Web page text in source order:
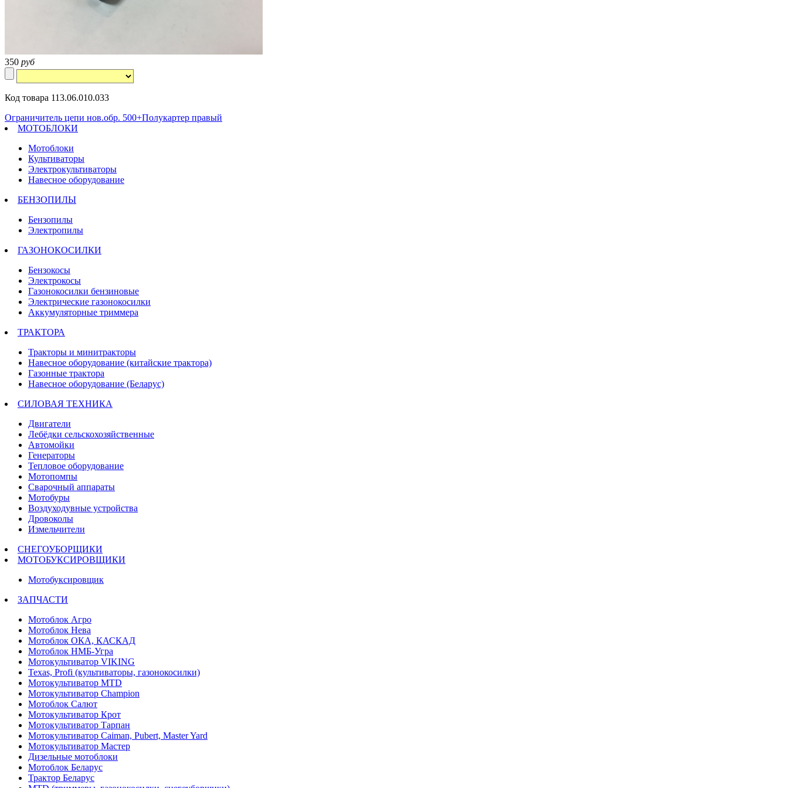
350 руб
Код товара 113.06.010.033
Ограничитель цепи нов.обр. 500+Полукартер правый
МОТОБЛОКИ
Мотоблоки
Культиваторы
Электрокультиваторы
Навесное оборудование
БЕНЗОПИЛЫ
Бензопилы
Электропилы
ГАЗОНОКОСИЛКИ
Бензокосы
Электрокосы
Газонокосилки бензиновые
Электрические газонокосилки
Аккумуляторные триммера
ТРАКТОРА
Тракторы и минитракторы
Навесное оборудование (китайские трактора)
Газонные трактора
Навесное оборудование (Беларус)
СИЛОВАЯ ТЕХНИКА
Двигатели
Лебёдки сельскохозяйственные
Автомойки
Генераторы
Тепловое оборудование
Мотопомпы
Сварочный аппараты
Мотобуры
Воздуходувные устройства
Дровоколы
Измельчители
СНЕГОУБОРЩИКИ
МОТОБУКСИРОВЩИКИ
Мотобуксировщик
ЗАПЧАСТИ
Мотоблок Агро
Мотоблок Нева
Мотоблок ОКА, КАСКАД
Мотоблок НМБ-Угра
Мотокультиватор VIKING
Texas, Profi (культиваторы, газонокосилки)
Мотокультиватор MTD
Мотокультиватор Champion
Мотоблок Салют
Мотокультиватор Крот
Мотокультиватор Тарпан
Мотокультиватор Caiman, Pubert, Master Yard
Мотокультиватор Мастер
Дизельные мотоблоки
Мотоблок Беларус
Трактор Беларус